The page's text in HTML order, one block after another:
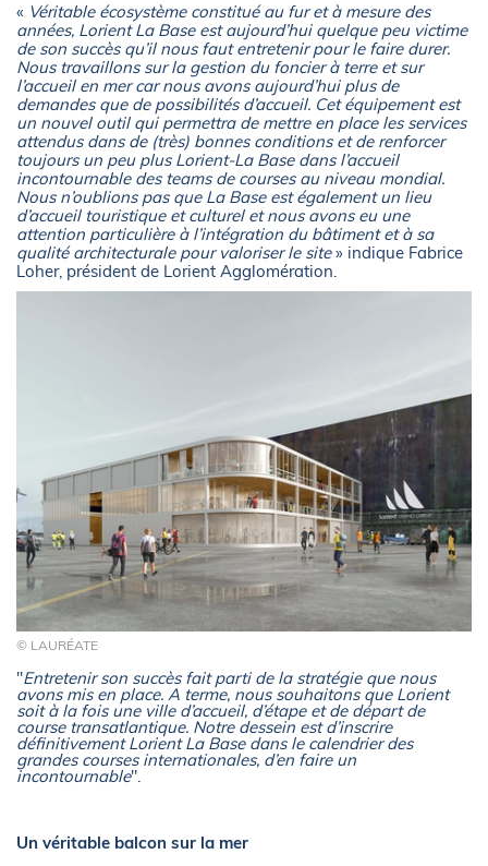
« Véritable écosystème constitué au fur et à mesure des
années, Lorient La Base est aujourd’hui quelque peu victime
de son succès qu’il nous faut entretenir pour le faire durer.
Nous travaillons sur la gestion du foncier à terre et sur
l’accueil en mer car nous avons aujourd’hui plus de
demandes que de possibilités d’accueil. Cet équipement est
un nouvel outil qui permettra de mettre en place les services
attendus dans de (très) bonnes conditions et de renforcer
toujours un peu plus Lorient-La Base dans l’accueil
incontournable des teams de courses au niveau mondial.
Nous n’oublions pas que La Base est également un lieu
d’accueil touristique et culturel et nous avons eu une
attention particulière à l’intégration du bâtiment et à sa
qualité architecturale pour valoriser le site» indique Fabrice
Loher, président de Lorient Agglomération.
© LAURÉATE
"Entretenir son succès fait parti de la stratégie que nous
avons mis en place. A terme, nous souhaitons que Lorient
soit à la fois une ville d’accueil, d’étape et de départ de
course transatlantique. Notre dessein est d’inscrire
définitivement Lorient La Base dans le calendrier des
grandes courses internationales, d’en faire un
incontournable".
Un véritable balcon sur la mer